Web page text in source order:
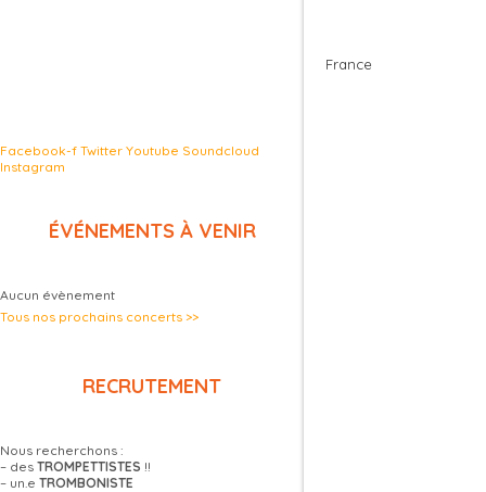
Facebook-f Twitter Youtube Soundcloud
Instagram
ÉVÉNEMENTS À VENIR
Aucun évènement
Tous nos prochains concerts >>
RECRUTEMENT
Nous recherchons :
– des TROMPETTISTES !!
– un.e TROMBONISTE
France